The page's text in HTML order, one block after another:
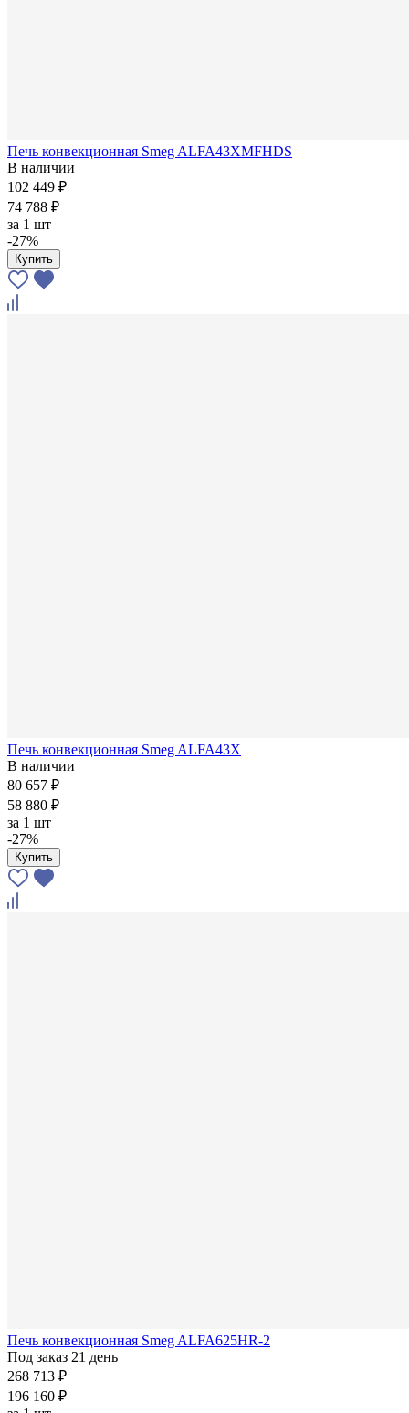
Печь конвекционная Smeg ALFA43XMFHDS
В наличии
102 449 ₽
74 788 ₽
за 1 шт
-27%
Купить
Печь конвекционная Smeg ALFA43X
В наличии
80 657 ₽
58 880 ₽
за 1 шт
-27%
Купить
Печь конвекционная Smeg ALFA625HR-2
Под заказ 21 день
268 713 ₽
196 160 ₽